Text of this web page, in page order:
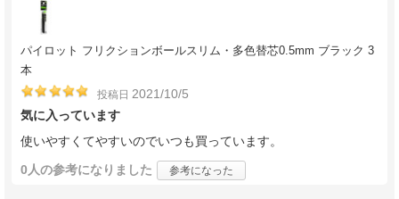
パイロット フリクションボールスリム・多色替芯0.5mm ブラック 3
本
投稿日 2021/10/5
気に入っています
使いやすくてやすいのでいつも買っています。
0人の参考になりました 参考になった